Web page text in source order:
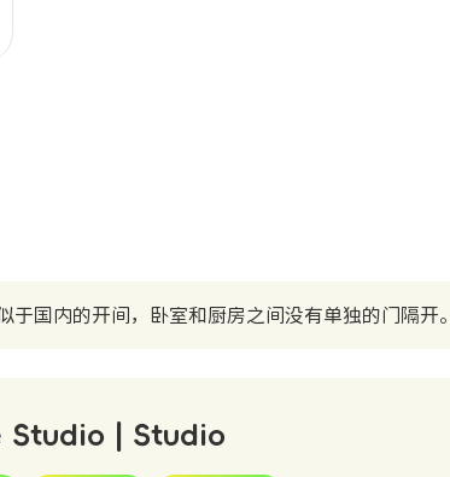
国内的开间，卧室和厨房之间没有单独的门隔开。
Studio | Studio